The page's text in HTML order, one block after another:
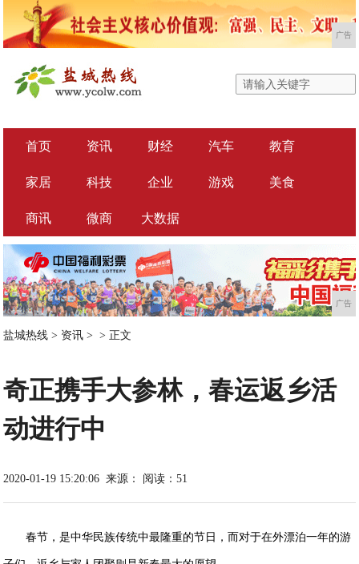
广告
首页 资讯 财经 汽车 教育
家居 科技 企业 游戏 美食
商讯 微商 大数据
广告
盐城热线 > 资讯 > > 正文
奇正携手大参林，春运返乡活
动进行中
2020-01-19 15:20:06 来源： 阅读：51
春节，是中华民族传统中最隆重的节日，而对于在外漂泊一年的游